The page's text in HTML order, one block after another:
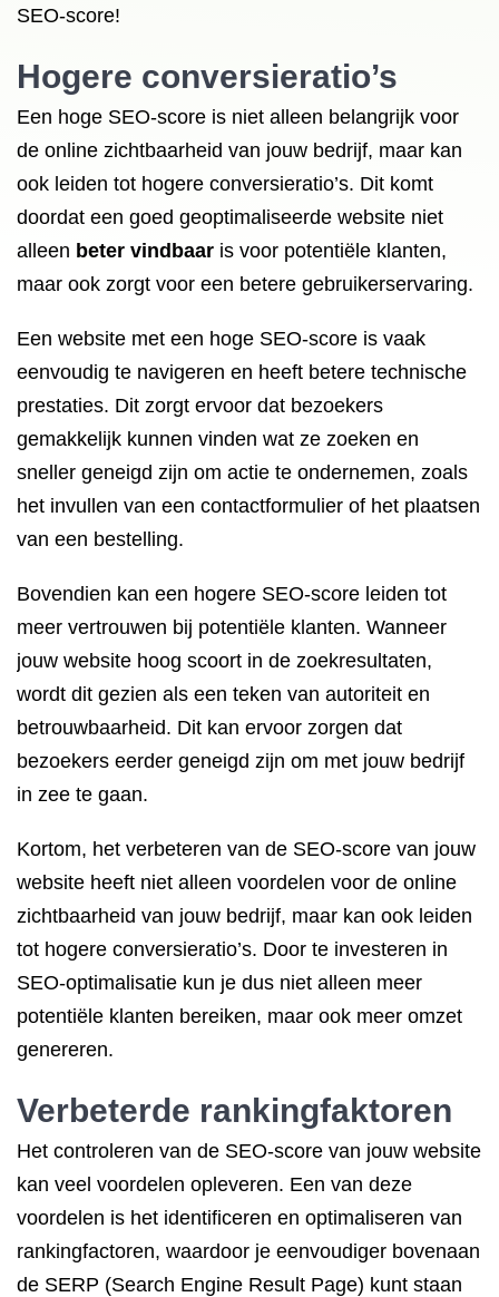
SEO-score!
Hogere conversieratio’s
Een hoge SEO-score is niet alleen belangrijk voor
de online zichtbaarheid van jouw bedrijf, maar kan
ook leiden tot hogere conversieratio’s. Dit komt
doordat een goed geoptimaliseerde website niet
alleen beter vindbaar is voor potentiële klanten,
maar ook zorgt voor een betere gebruikerservaring.
Een website met een hoge SEO-score is vaak
eenvoudig te navigeren en heeft betere technische
prestaties. Dit zorgt ervoor dat bezoekers
gemakkelijk kunnen vinden wat ze zoeken en
sneller geneigd zijn om actie te ondernemen, zoals
het invullen van een contactformulier of het plaatsen
van een bestelling.
Bovendien kan een hogere SEO-score leiden tot
meer vertrouwen bij potentiële klanten. Wanneer
jouw website hoog scoort in de zoekresultaten,
wordt dit gezien als een teken van autoriteit en
betrouwbaarheid. Dit kan ervoor zorgen dat
bezoekers eerder geneigd zijn om met jouw bedrijf
in zee te gaan.
Kortom, het verbeteren van de SEO-score van jouw
website heeft niet alleen voordelen voor de online
zichtbaarheid van jouw bedrijf, maar kan ook leiden
tot hogere conversieratio’s. Door te investeren in
SEO-optimalisatie kun je dus niet alleen meer
potentiële klanten bereiken, maar ook meer omzet
genereren.
Verbeterde rankingfaktoren
Het controleren van de SEO-score van jouw website
kan veel voordelen opleveren. Een van deze
voordelen is het identificeren en optimaliseren van
rankingfactoren, waardoor je eenvoudiger bovenaan
de SERP (Search Engine Result Page) kunt staan